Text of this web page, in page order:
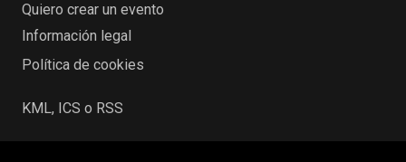
Quiero crear un evento
Información legal
Política de cookies
KML, ICS o RSS